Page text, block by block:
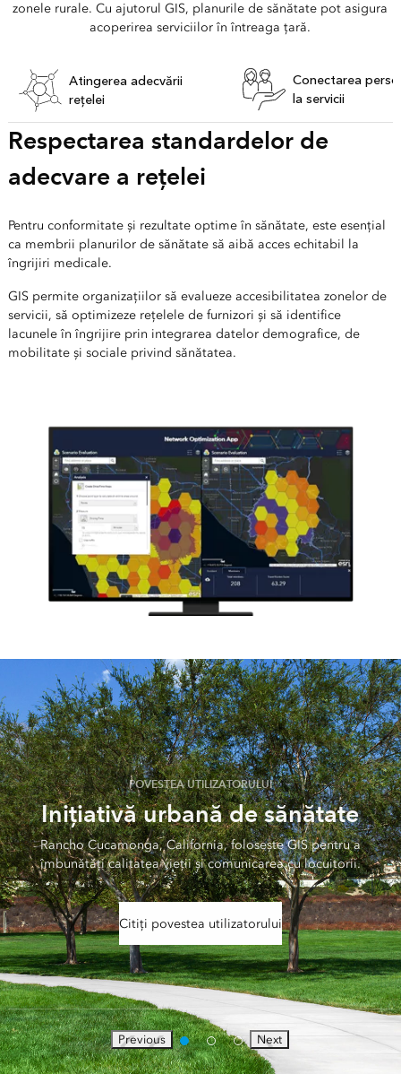
zonele rurale. Cu ajutorul GIS, planurile de sănătate pot asigura
acoperirea serviciilor în întreaga țară.
Atingerea adecvării
rețelei
Conectarea
la servicii
Respectarea standardelor de
adecvare a rețelei
Pentru conformitate și rezultate optime în sănătate, este esențial
ca membrii planurilor de sănătate să aibă acces echitabil la
îngrijiri medicale.
GIS permite organizațiilor să evalueze accesibilitatea zonelor de
servicii, să optimizeze rețelele de furnizori și să identifice
lacunele în îngrijire prin integrarea datelor demografice, de
mobilitate și sociale privind sănătatea.
POVESTEA UTILIZATORULUI
Inițiativă urbană de sănătate
Rancho Cucamonga, California, folosește GIS pentru a
îmbunătăți calitatea vieții și comunicarea cu locuitorii.
Citiți povestea utilizatorului
Previous Next